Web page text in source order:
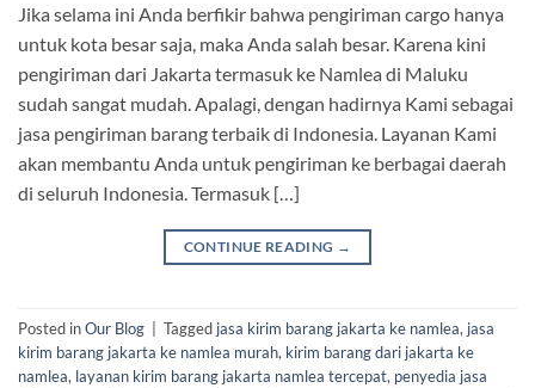
Jika selama ini Anda berfikir bahwa pengiriman cargo hanya
untuk kota besar saja, maka Anda salah besar. Karena kini
pengiriman dari Jakarta termasuk ke Namlea di Maluku
sudah sangat mudah. Apalagi, dengan hadirnya Kami sebagai
jasa pengiriman barang terbaik di Indonesia. Layanan Kami
akan membantu Anda untuk pengiriman ke berbagai daerah
di seluruh Indonesia. Termasuk […]
CONTINUE READING →
Posted inOur Blog Tagged jasa kirim barang jakarta ke namlea, jasa
kirim barang jakarta ke namlea murah, kirim barang dari jakarta ke
namlea, layanan kirim barang jakarta namlea tercepat, penyedia jasa